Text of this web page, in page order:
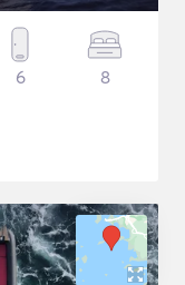
6 8